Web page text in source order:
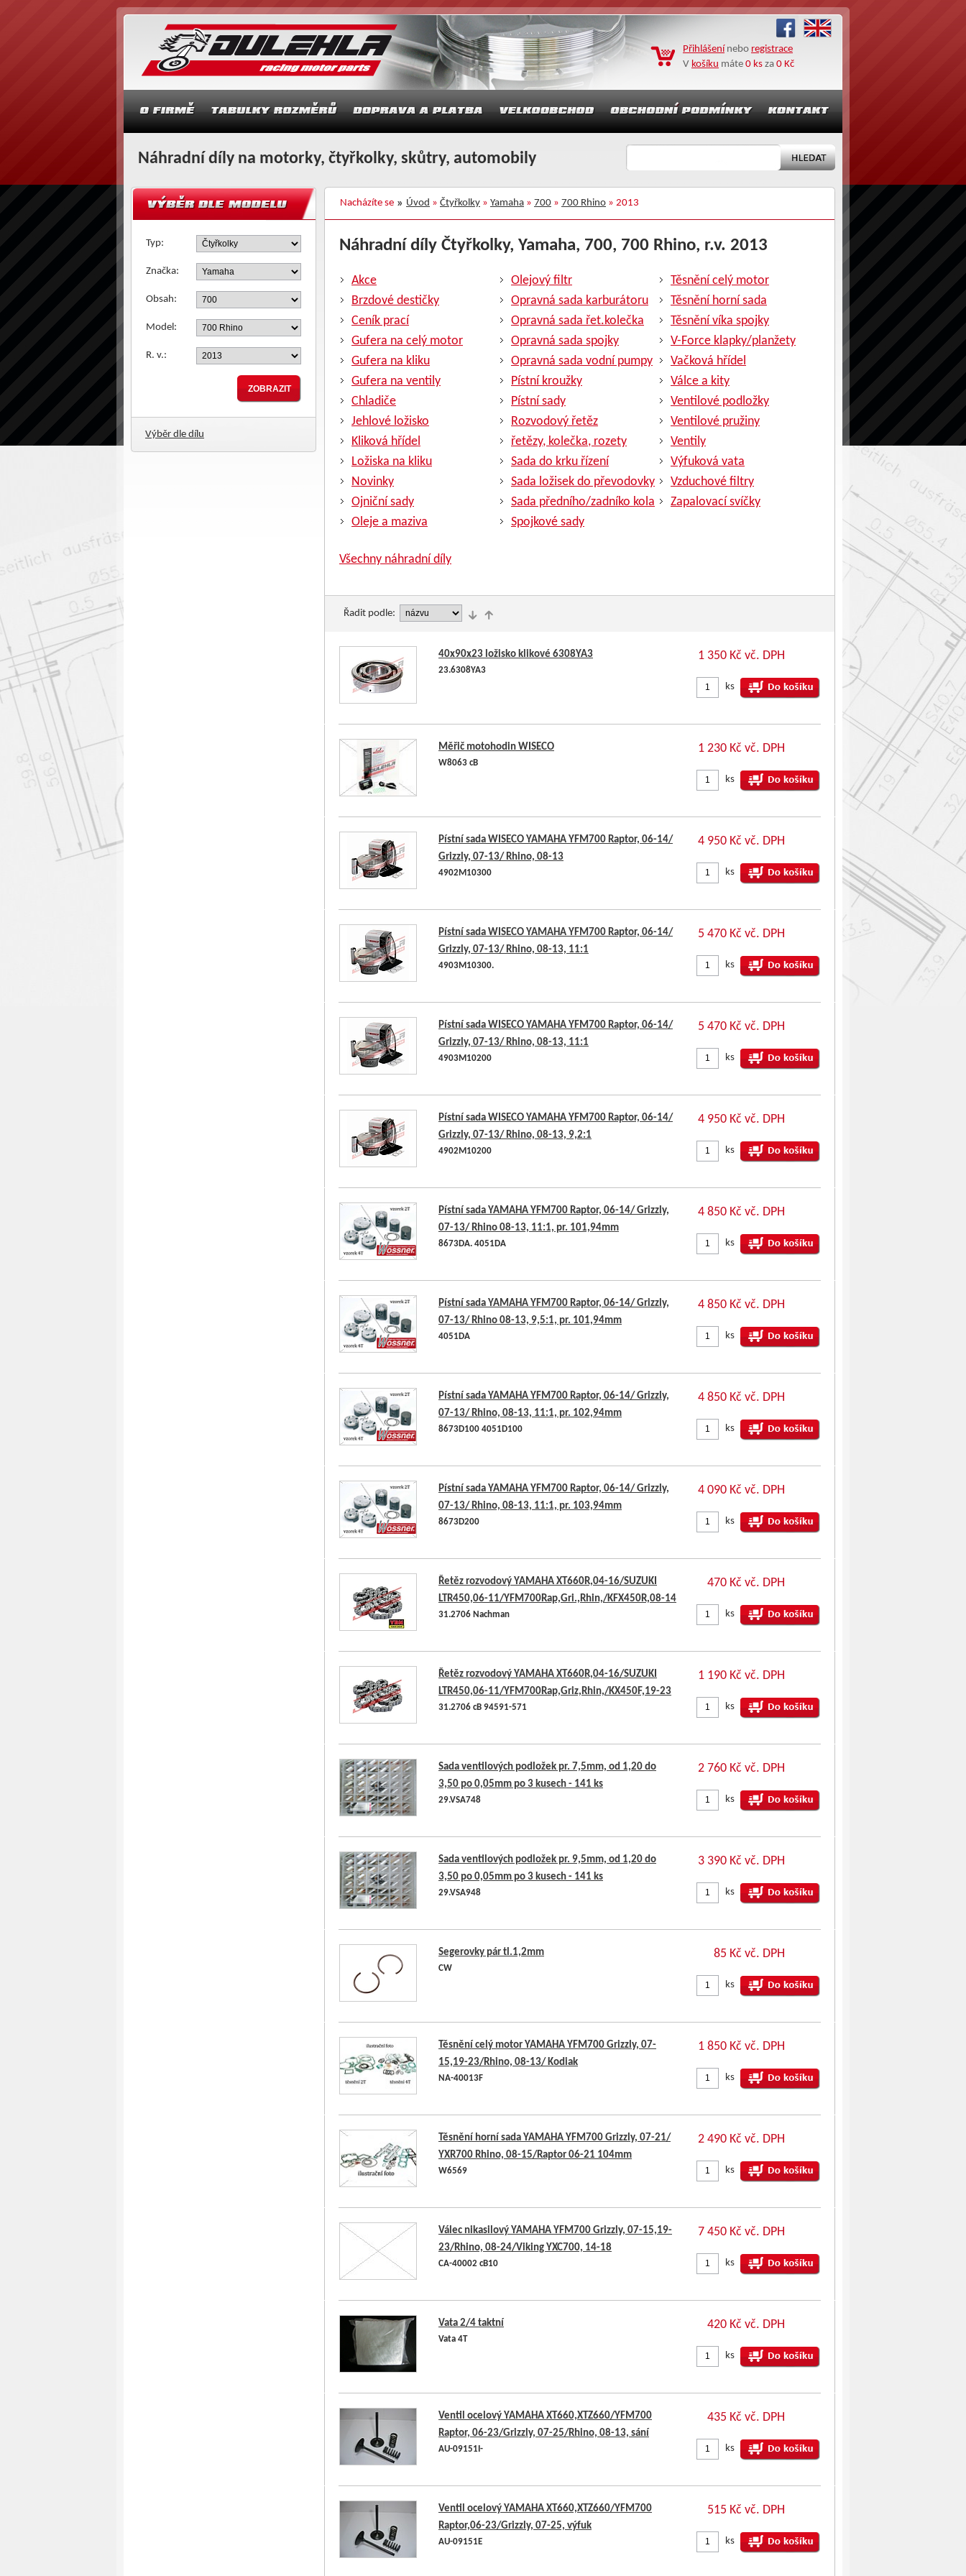
Přihlášení nebo registrace
V košíku máte 0 ks za 0 Kč
Náhradní díly na motorky, čtyřkolky, skůtry, automobily
Nacházíte se Úvod » Čtyřkolky » Yamaha » 700 » 700 Rhino » 2013
Typ:
Značka:
Obsah:
Model:
R. v.:
Výběr dle dílu
Náhradní díly Čtyřkolky, Yamaha, 700, 700 Rhino, r.v. 2013
Akce Olejový filtr
Těsnění celý motor
Brzdové destičky
Opravná sada karburátoru
Těsnění horní sada
Ceník prací
Opravná sada řet.kolečka
Těsnění víka spojky
Gufera na celý motor
Opravná sada spojky
V-Force klapky/planžety
Gufera na kliku
Opravná sada vodní pumpy
Vačková hřídel
Gufera na ventily
Pístní kroužky
Válce a kity
Chladiče
Pístní sady
Ventilové podložky
Jehlové ložisko
Rozvodový řetěz
Ventilové pružiny
Kliková hřídel
řetězy, kolečka, rozety
Ventily
Ložiska na kliku
Sada do krku řízení
Výfuková vata
Novinky
Sada ložisek do převodovky
Vzduchové filtry
Ojniční sady
Sada předního/zadníko kola
Zapalovací svíčky
Oleje a maziva
Spojkové sady
Všechny náhradní díly
Řadit podle:
40x90x23 ložisko klikové 6308YA3
23.6308YA3
1 350 Kč vč. DPH
ks
Měřič motohodin WISECO
W8063 cB
1 230 Kč vč. DPH
ks
Pístní sada WISECO YAMAHA YFM700 Raptor, 06-14/
Grizzly, 07-13/ Rhino, 08-13
4902M10300
4 950 Kč vč. DPH
ks
Pístní sada WISECO YAMAHA YFM700 Raptor, 06-14/
Grizzly, 07-13/ Rhino, 08-13, 11:1
4903M10300.
5 470 Kč vč. DPH
ks
Pístní sada WISECO YAMAHA YFM700 Raptor, 06-14/
Grizzly, 07-13/ Rhino, 08-13, 11:1
4903M10200
5 470 Kč vč. DPH
ks
Pístní sada WISECO YAMAHA YFM700 Raptor, 06-14/
Grizzly, 07-13/ Rhino, 08-13, 9,2:1
4902M10200
4 950 Kč vč. DPH
ks
Pístní sada YAMAHA YFM700 Raptor, 06-14/ Grizzly,
07-13/ Rhino 08-13, 11:1, pr. 101,94mm
8673DA. 4051DA
4 850 Kč vč. DPH
ks
Pístní sada YAMAHA YFM700 Raptor, 06-14/ Grizzly,
07-13/ Rhino 08-13, 9,5:1, pr. 101,94mm
4051DA
4 850 Kč vč. DPH
ks
Pístní sada YAMAHA YFM700 Raptor, 06-14/ Grizzly,
07-13/ Rhino, 08-13, 11:1, pr. 102,94mm
8673D100 4051D100
4 850 Kč vč. DPH
ks
Pístní sada YAMAHA YFM700 Raptor, 06-14/ Grizzly,
07-13/ Rhino, 08-13, 11:1, pr. 103,94mm
8673D200
4 090 Kč vč. DPH
ks
Řetěz rozvodový YAMAHA XT660R,04-16/SUZUKI
LTR450,06-11/YFM700Rap,Gri.,Rhin,/KFX450R,08-14
31.2706 Nachman
470 Kč vč. DPH
ks
Řetěz rozvodový YAMAHA XT660R,04-16/SUZUKI
LTR450,06-11/YFM700Rap,Griz,Rhin,/KX450F,19-23
31.2706 cB 94591-571
1 190 Kč vč. DPH
ks
Sada ventilových podložek pr. 7,5mm, od 1,20 do
3,50 po 0,05mm po 3 kusech - 141 ks
29.VSA748
2 760 Kč vč. DPH
ks
Sada ventilových podložek pr. 9,5mm, od 1,20 do
3,50 po 0,05mm po 3 kusech - 141 ks
29.VSA948
3 390 Kč vč. DPH
ks
Segerovky pár tl.1,2mm
CW
85 Kč vč. DPH
ks
Těsnění celý motor YAMAHA YFM700 Grizzly, 07-
15,19-23/Rhino, 08-13/ Kodiak
NA-40013F
1 850 Kč vč. DPH
ks
Těsnění horní sada YAMAHA YFM700 Grizzly, 07-21/
YXR700 Rhino, 08-15/Raptor 06-21 104mm
W6569
2 490 Kč vč. DPH
ks
Válec nikasilový YAMAHA YFM700 Grizzly, 07-15,19-
23/Rhino, 08-24/Viking YXC700, 14-18
CA-40002 cB10
7 450 Kč vč. DPH
ks
Vata 2/4 taktní
Vata 4T
420 Kč vč. DPH
ks
Ventil ocelový YAMAHA XT660,XTZ660/YFM700
Raptor, 06-23/Grizzly, 07-25/Rhino, 08-13, sání
AU-09151I-
435 Kč vč. DPH
ks
Ventil ocelový YAMAHA XT660,XTZ660/YFM700
Raptor,06-23/Grizzly, 07-25, výfuk
AU-09151E
515 Kč vč. DPH
ks